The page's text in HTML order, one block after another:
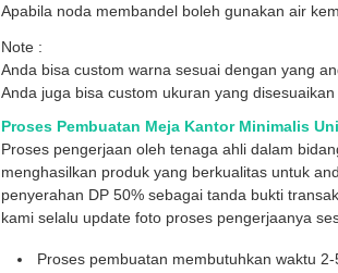
Apabila noda membandel boleh gunakan air
Note :
Anda bisa custom warna sesuai dengan yang
Anda juga bisa custom ukuran yang
Proses Pembuatan Meja Kantor Minimalis
Proses pengerjaan oleh tenaga ahli dalam
menghasilkan produk yang berkualitas untuk
penyerahan DP 50% sebagai tanda bukti
kami selalu update foto proses pengerjaanya
Proses pembuatan membutuhkan waktu